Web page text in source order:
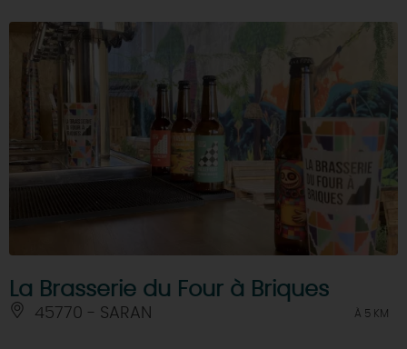
La Brasserie du Four à Briques
45770 - SARAN À 5 KM